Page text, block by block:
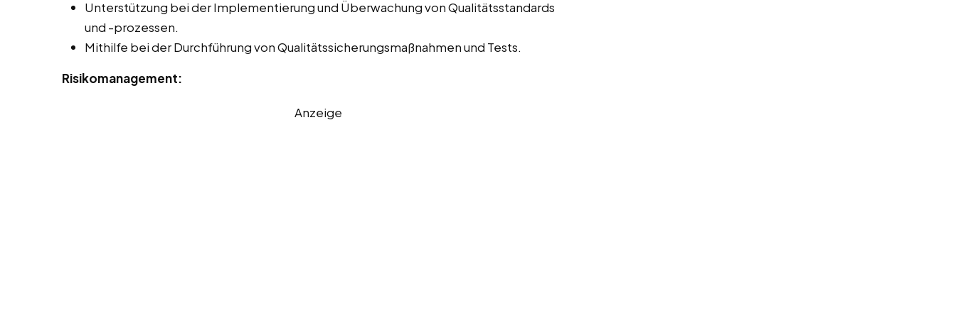
Unterstützung bei der Implementierung und Überwachung von Qualitätsstandards
und -prozessen.
Mithilfe bei der Durchführung von Qualitätssicherungsmaßnahmen und Tests.
Risikomanagement:
Anzeige